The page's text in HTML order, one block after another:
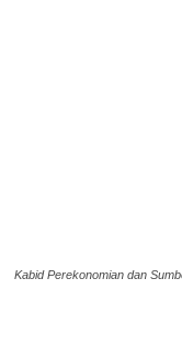
Kabid Perekonomian dan